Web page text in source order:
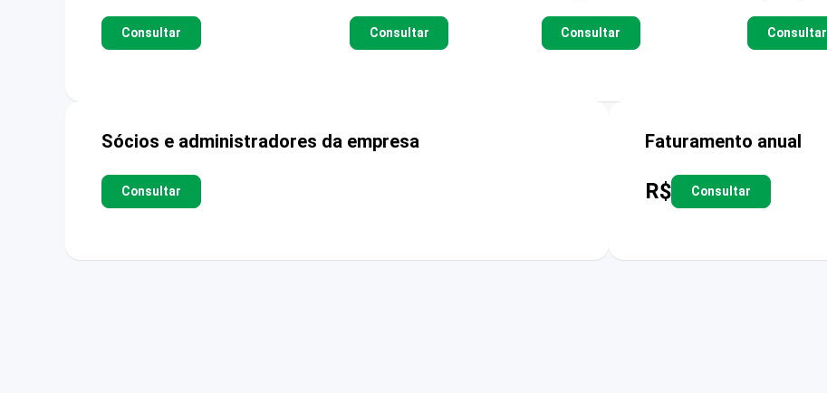
Consultar Consultar Consultar Consultar
Sócios e administradores da empresa
Consultar
Faturamento anual
R$ Consultar